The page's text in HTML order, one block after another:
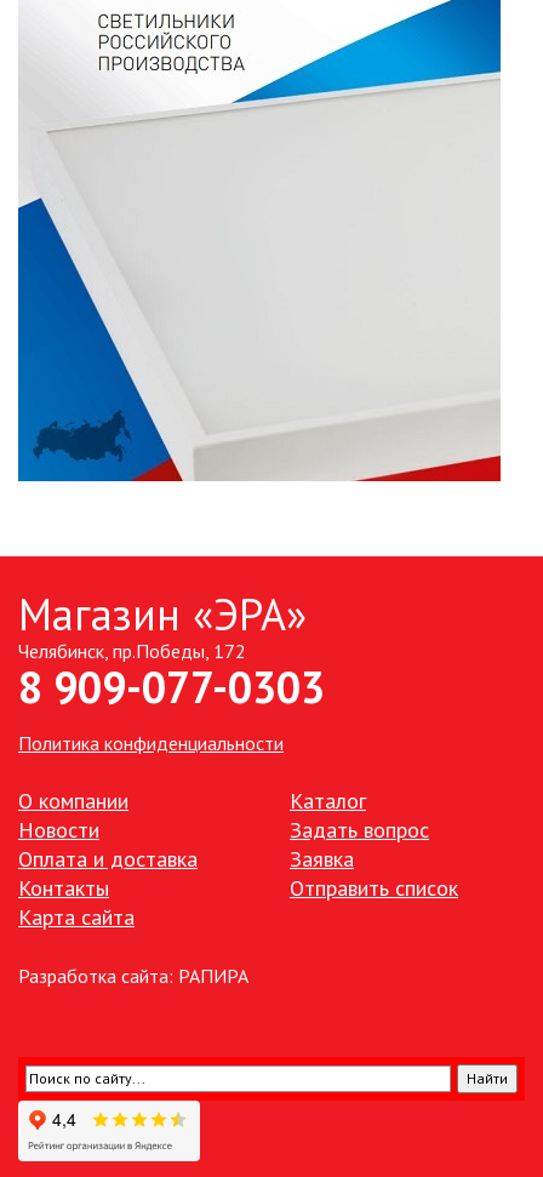
ОТВЕРТКИ
ДЕЛИТЕЛИ
СЕТЕВЫЕ ФИЛЬТРЫ, СИЛОВЫЕ
РАЗЪЕМЫ И УДЛИНИТЕЛИ,
СТАБИЛИЗАТОРЫ НАПРЯЖЕНИЯ
ТОЧЕЧНЫЕ СВЕТИЛЬНИКИ
УЛИЧНОЕ ОСВЕЩЕНИЕ НА
УЛИЧНЫЕ СВЕТИЛЬНИКИ
ФОНТАНЫ
ЭЛЕКТРОЗВОНКИ И АКСЕССУАРЫ
ЭЛЕМЕНТЫ ПИТАНИЯ
Магазин «ЭРА»
Челябинск, пр.Победы, 172
8 909-077-0303
Политика конфиденциальности
О компании
Новости
Оплата и доставка
Контакты
Карта сайта
Каталог
Задать вопрос
Заявка
Отправить список
Разработка сайта: РАПИРА